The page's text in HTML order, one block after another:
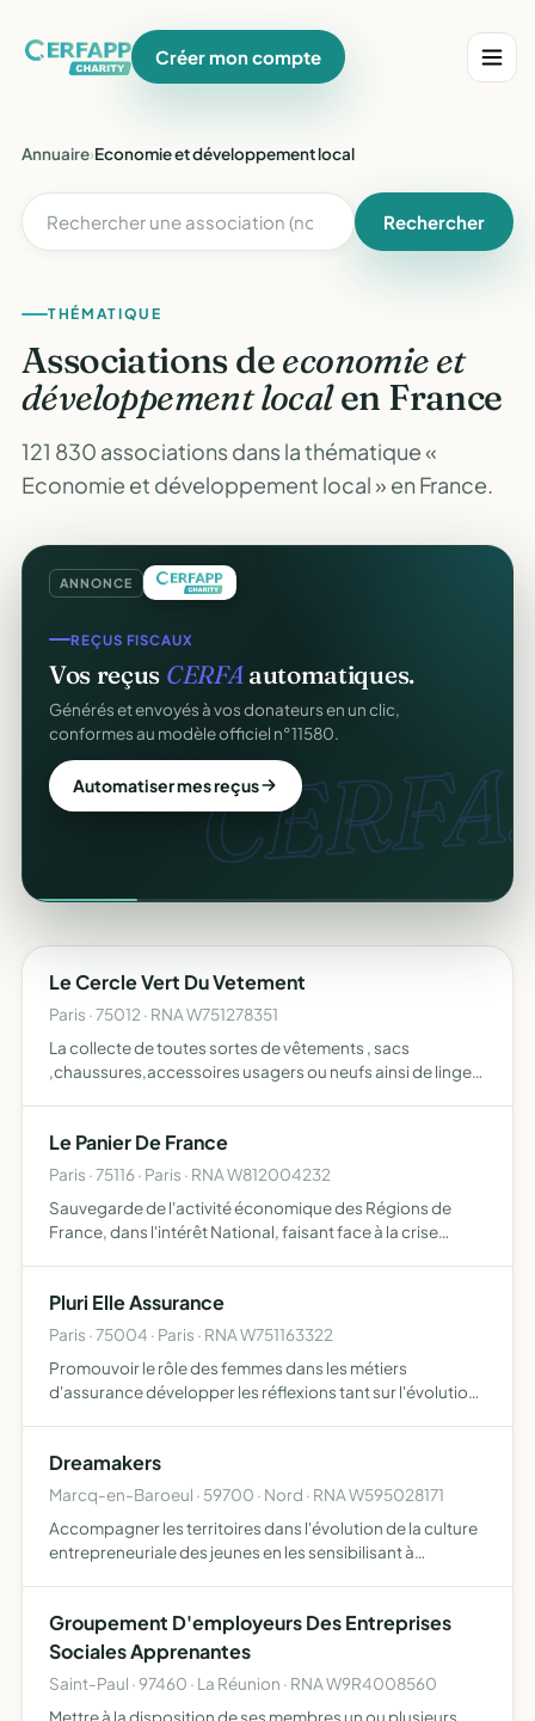
Créer mon compte
Annuaire›Economie et développement local
Rechercher
THÉMATIQUE
Associations deeconomie et
développement localen France
121 830 associations dans la thématique «
Economie et développement local » en France.
ANNONCE
CERFA.
REÇUS FISCAUX
Vos reçus CERFAautomatiques.
Générés et envoyés à vos donateurs en un clic,
conformes au modèle officiel n°11580.
Automatiser mes reçus
Le Cercle Vert Du Vetement
Paris · 75012 · RNA W751278351
La collecte de toutes sortes de vêtements , sacs
,chaussures,accessoires usagers ou neufs ainsi de linge
Le Panier De France
Paris · 75116 · Paris · RNA W812004232
Sauvegarde de l'activité économique des Régions de
France, dans l'intérêt National, faisant face à la crise
…
Pluri Elle Assurance
Paris · 75004 · Paris · RNA W751163322
Promouvoir le rôle des femmes dans les métiers
d'assurance développer les réflexions tant sur l'évolution
sp…
Dreamakers
Marcq-en-Baroeul · 59700 · Nord · RNA W595028171
Accompagner les territoires dans l'évolution de la culture
entrepreneuriale des jeunes en les sensibilisant à
Groupement D'employeurs Des Entreprises
Sociales Apprenantes
Saint-Paul · 97460 · La Réunion · RNA W9R4008560
Mettre à la disposition de ses membres un ou plusieurs